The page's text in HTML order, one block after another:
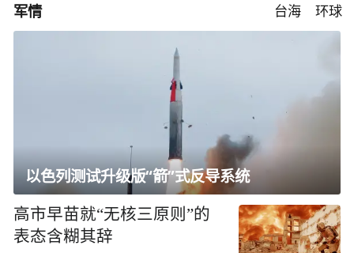
军情 台海 环球
以色列测试升级版“箭”式反导系统
高市早苗就“无核三原则”的
表态含糊其辞